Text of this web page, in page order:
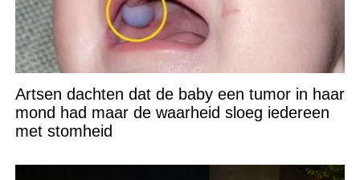
Artsen dachten dat de baby een tumor in haar
mond had maar de waarheid sloeg iedereen
met stomheid